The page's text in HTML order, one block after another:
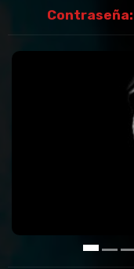
Contraseña: